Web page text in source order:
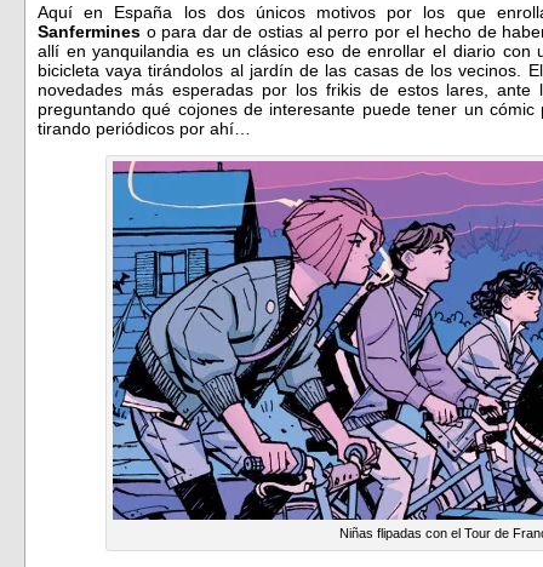
Aquí en España los dos únicos motivos por los que
Sanfermines o para dar de ostias al perro por el hecho de
allí en yanquilandia es un clásico eso de enrollar el diario con
bicicleta vaya tirándolos al jardín de las casas de los vecinos.
novedades más esperadas por los frikis de estos lares,
preguntando qué cojones de interesante puede tener un
tirando periódicos por ahí…
Niñas flipadas con el Tour de